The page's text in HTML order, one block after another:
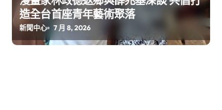
造全台首座青年藝術聚落
新聞中心 7 月 8, 2026